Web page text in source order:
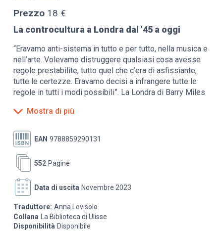
Prezzo 18 €
La controcultura a Londra dal '45 a oggi
“Eravamo anti-sistema in tutto e per tutto, nella musica e
nell’arte. Volevamo distruggere qualsiasi cosa avesse
regole prestabilite, tutto quel che c’era di asfissiante,
tutte le certezze. Eravamo decisi a infrangere tutte le
regole in tutti i modi possibili”. La Londra di Barry Miles
macerie della Seconda guerra mondiale ed esplode nel
sul West End e su Soho, le zone in cui era confluita
un’eterogenea popolazione di personaggi creativi e fuori
dalle righe, intolleranti nei confronti delle costrizioni
della cultura e del costume ufficiale: scrittori, poeti,
registi, musicisti, artisti, pubblicitari, architetti, stilisti, e
una miriade di più anonimi personaggi decisi a fare della
determinata a ottenere una “totale confusione dei
sensi”, che si sviluppa fra le vie di una metropoli
Mostra di più
EAN 9788859290131
Pagine
552
Data di uscita Novembre 2023
Traduttore: Anna Lovisolo
Collana La Biblioteca di Ulisse
Disponibilità Disponibile